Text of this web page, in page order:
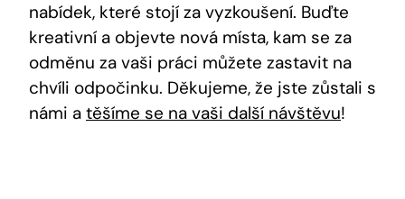
nabídek, které stojí za vyzkoušení. Buďte
kreativní a objevte nová místa, kam se za
odměnu za vaši práci můžete zastavit na
chvíli odpočinku. Děkujeme, že jste zůstali s
námi a těšíme se na vaši další návštěvu!